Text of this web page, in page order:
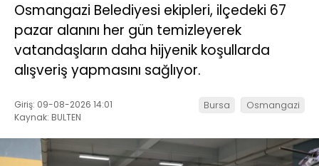
Osmangazi Belediyesi ekipleri, ilçedeki 67
pazar alanını her gün temizleyerek
vatandaşların daha hijyenik koşullarda
alışveriş yapmasını sağlıyor.
Giriş: 09-08-2026 14:01
Kaynak: BULTEN
Bursa Osmangazi